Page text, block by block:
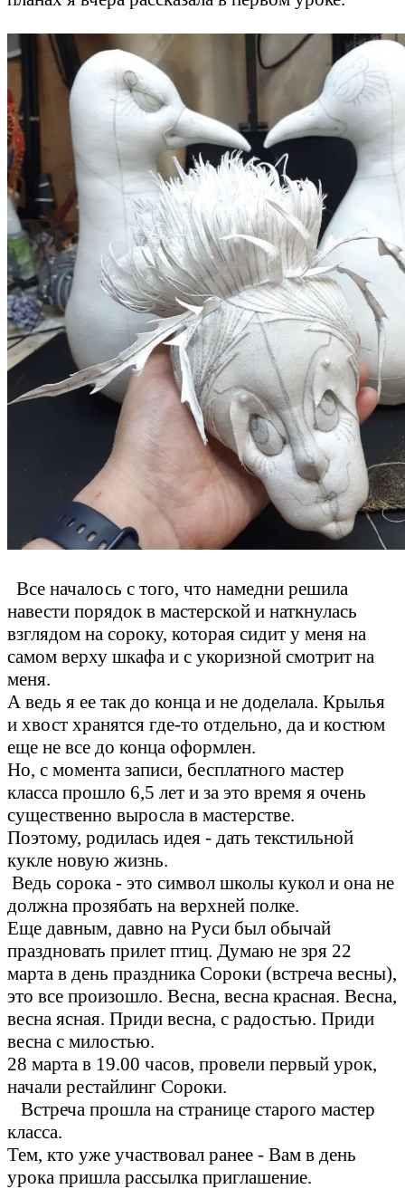
Все началось с того, что намедни решила
навести порядок в мастерской и наткнулась
взглядом на сороку, которая сидит у меня на
самом верху шкафа и с укоризной смотрит на
меня.
А ведь я ее так до конца и не доделала. Крылья
и хвост хранятся где-то отдельно, да и костюм
еще не все до конца оформлен.
Но, с момента записи, бесплатного мастер
класса прошло 6,5 лет и за это время я очень
существенно выросла в мастерстве.
Поэтому, родилась идея - дать текстильной
кукле новую жизнь.
Ведь сорока - это символ школы кукол и она не
должна прозябать на верхней полке.
Еще давным, давно на Руси был обычай
праздновать прилет птиц. Думаю не зря 22
марта в день праздника Сороки (встреча весны),
это все произошло. Весна, весна красная. Весна,
весна ясная. Приди весна, с радостью. Приди
весна с милостью.
28 марта в 19.00 часов, провели первый урок,
начали рестайлинг Сороки.
Встреча прошла на странице старого мастер
класса.
Тем, кто уже участвовал ранее - Вам в день
урока пришла рассылка приглашение.